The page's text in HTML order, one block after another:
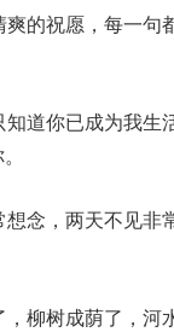
的祝愿，每一句
道你已成为我生
念，两天不见非
柳树成荫了，河